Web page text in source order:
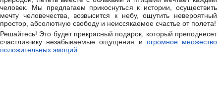
человек. Мы предлагаем прикоснуться к истории, осуществить
мечту человечества, возвысится к небу, ощутить невероятный
простор, абсолютную свободу и неиссякаемое счастье от полета!
Решайтесь! Это будет прекрасный подарок, который преподнесет
счастливчику незабываемые ощущения и огромное множество
положительных эмоций